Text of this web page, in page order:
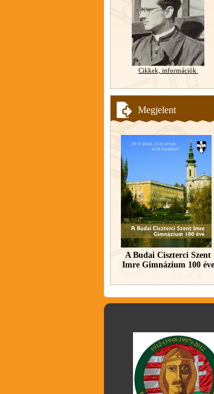
Cikkek, információk
Megjelent
A Budai Ciszterci Szent
Imre Gimnázium 100 éve